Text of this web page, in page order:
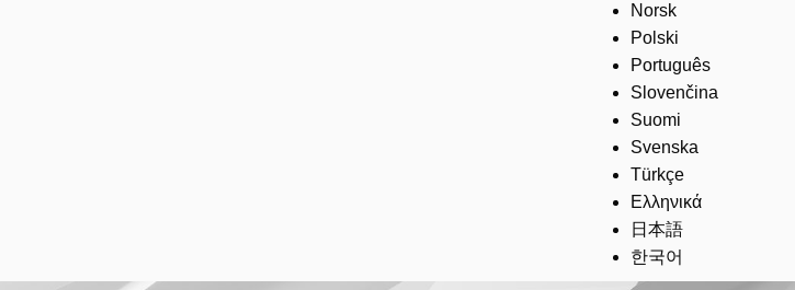
Norsk
Polski
Português
Slovenčina
Suomi
Svenska
Türkçe
Ελληνικά
日本語
한국어